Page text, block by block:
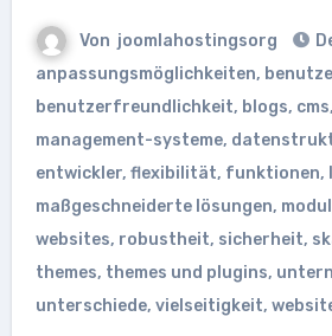
Von joomlahostingsorg
anpassungsmöglichkeiten,
benutzerfreundlichkeit, blogs, cms,
management-systeme,
entwickler, flexibilität, funktionen,
maßgeschneiderte lösungen,
websites, robustheit, sicherheit,
themes, themes und plugins,
unterschiede, vielseitigkeit,